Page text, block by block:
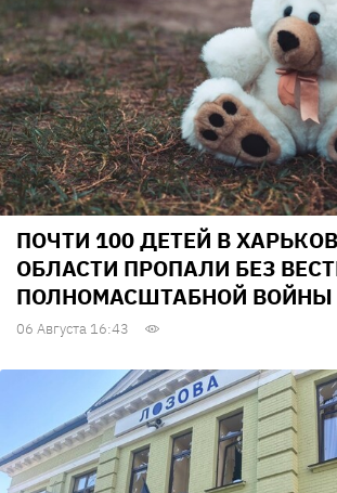
ПОЧТИ 100 ДЕТЕЙ В
ОБЛАСТИ ПРОПАЛИ БЕЗ
ПОЛНОМАСШТАБНОЙ ВОЙНЫ
06 Августа 16:43